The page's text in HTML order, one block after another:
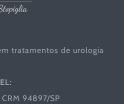
tratamentos de urologia
94897/SP